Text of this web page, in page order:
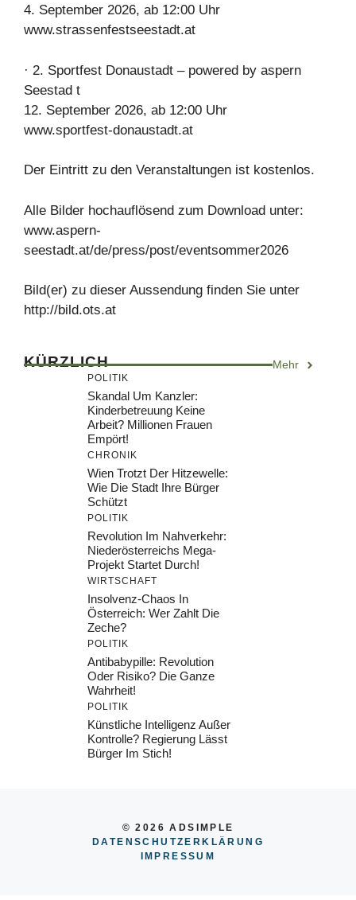
4. September 2026, ab 12:00 Uhr
www.strassenfestseestadt.at
· 2. Sportfest Donaustadt – powered by aspern
Seestad t
12. September 2026, ab 12:00 Uhr
www.sportfest-donaustadt.at
Der Eintritt zu den Veranstaltungen ist kostenlos.
Alle Bilder hochauflösend zum Download unter:
www.aspern-
seestadt.at/de/press/post/eventsommer2026
Bild(er) zu dieser Aussendung finden Sie unter
http://bild.ots.at
KÜRZLICH Mehr
POLITIK
Skandal Um Kanzler:
Kinderbetreuung Keine
Arbeit? Millionen Frauen
Empört!
CHRONIK
Wien Trotzt Der Hitzewelle:
Wie Die Stadt Ihre Bürger
Schützt
POLITIK
Revolution Im Nahverkehr:
Niederösterreichs Mega-
Projekt Startet Durch!
WIRTSCHAFT
Insolvenz-Chaos In
Österreich: Wer Zahlt Die
Zeche?
POLITIK
Antibabypille: Revolution
Oder Risiko? Die Ganze
Wahrheit!
POLITIK
Künstliche Intelligenz Außer
Kontrolle? Regierung Lässt
Bürger Im Stich!
© 2026 ADSIMPLE
DATENSCHUTZERKLÄRUNG
IMPRESSU M